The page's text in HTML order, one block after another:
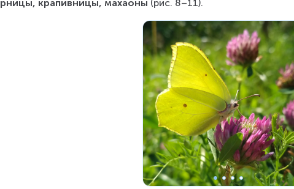
крапивницы, махаоны (рис. 8–11).